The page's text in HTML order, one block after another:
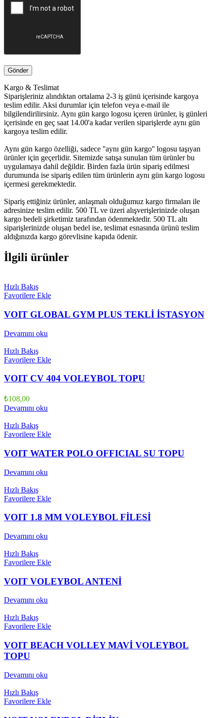
Kargo & Teslimat
Siparişleriniz alındıktan ortalama 2-3 iş günü içerisinde kargoya
teslim edilir. Aksi durumlar için telefon veya e-mail ile
bilgilendirilirsiniz. Aynı gün kargo logosu içeren ürünler, iş günleri
içerisinde en geç saat 14.00'a kadar verilen siparişlerde aynı gün
kargoya teslim edilir.
Aynı gün kargo özelliği, sadece ''aynı gün kargo'' logosu taşıyan
ürünler için geçerlidir. Sitemizde satışa sunulan tüm ürünler bu
uygulamaya dahil değildir. Birden fazla ürün sipariş edilmesi
durumunda ise sipariş edilen tüm ürünlerin aynı gün kargo logosu
içermesi gerekmektedir.
Sipariş ettiğiniz ürünler, anlaşmalı olduğumuz kargo firmaları ile
adresinize teslim edilir. 500 TL ve üzeri alışverişlerinizde oluşan
kargo bedeli şirketimiz tarafından ödenmektedir. 500 TL altı
siparişlerinizde oluşan bedel ise, teslimat esnasında ürünü teslim
aldığınızda kargo görevlisine kapıda ödenir.
İlgili ürünler
Hızlı Bakış
Favorilere Ekle
VOIT GLOBAL GYM PLUS TEKLİ İSTASYON
Devamını oku
Hızlı Bakış
Favorilere Ekle
VOIT CV 404 VOLEYBOL TOPU
₺108,00
Devamını oku
Hızlı Bakış
Favorilere Ekle
VOIT WATER POLO OFFICIAL SU TOPU
Devamını oku
Hızlı Bakış
Favorilere Ekle
VOIT 1.8 MM VOLEYBOL FİLESİ
Devamını oku
Hızlı Bakış
Favorilere Ekle
VOIT VOLEYBOL ANTENİ
Devamını oku
Hızlı Bakış
Favorilere Ekle
VOIT BEACH VOLLEY MAVİ VOLEYBOL
TOPU
Devamını oku
Hızlı Bakış
Favorilere Ekle